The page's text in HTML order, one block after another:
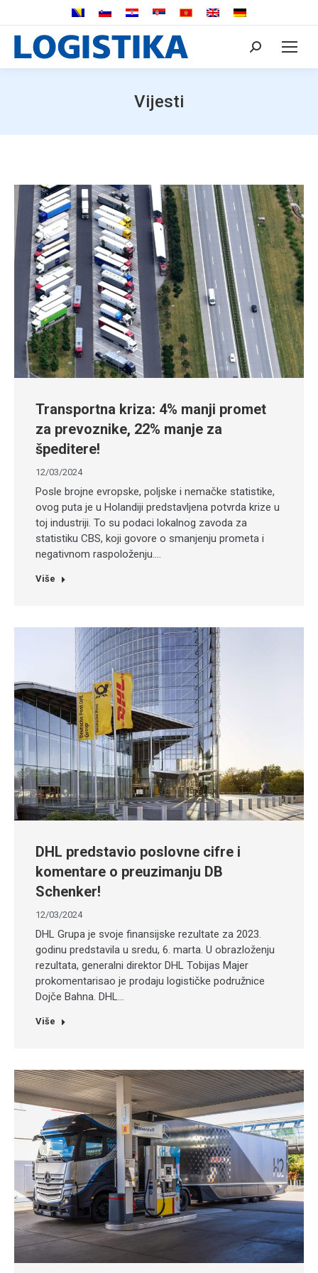
Search:
Vijesti
Transportna kriza: 4% manji promet
za prevoznike, 22% manje za
špeditere!
12/03/2024
Posle brojne evropske, poljske i nemačke statistike,
ovog puta je u Holandiji predstavljena potvrda krize u
toj industriji. To su podaci lokalnog zavoda za
statistiku CBS, koji govore o smanjenju prometa i
negativnom raspoloženju.…
Više
DHL predstavio poslovne cifre i
komentare o preuzimanju DB
Schenker!
12/03/2024
DHL Grupa je svoje finansijske rezultate za 2023.
godinu predstavila u sredu, 6. marta. U obrazloženju
rezultata, generalni direktor DHL Tobijas Majer
prokomentarisao je prodaju logističke podružnice
Dojče Bahna. DHL…
Više